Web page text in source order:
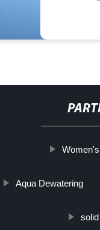
Aqua Dewatering